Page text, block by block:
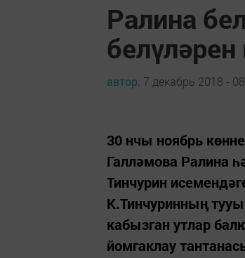
Ралина
автор, 7 декабрь 2018 -
30 нчы ноябрь
Галләмова Ралина
Тинчурин
К.Тинчуринның
кабызган утлар
йомгаклау